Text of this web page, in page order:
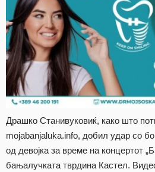
Драшко Станивуковиќ, како што
mojabanjaluka.info, добил удар со
од девојка за време на концертот
бањалучката тврдина Кастел.